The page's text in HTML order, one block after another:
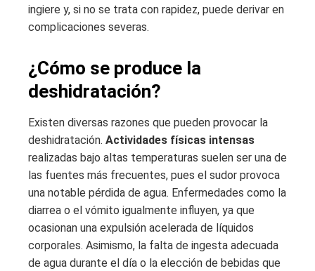
ingiere y, si no se trata con rapidez, puede derivar en
complicaciones severas.
¿Cómo se produce la
deshidratación?
Existen diversas razones que pueden provocar la
deshidratación. Actividades físicas intensas
realizadas bajo altas temperaturas suelen ser una de
las fuentes más frecuentes, pues el sudor provoca
una notable pérdida de agua. Enfermedades como la
diarrea o el vómito igualmente influyen, ya que
ocasionan una expulsión acelerada de líquidos
corporales. Asimismo, la falta de ingesta adecuada
de agua durante el día o la elección de bebidas que